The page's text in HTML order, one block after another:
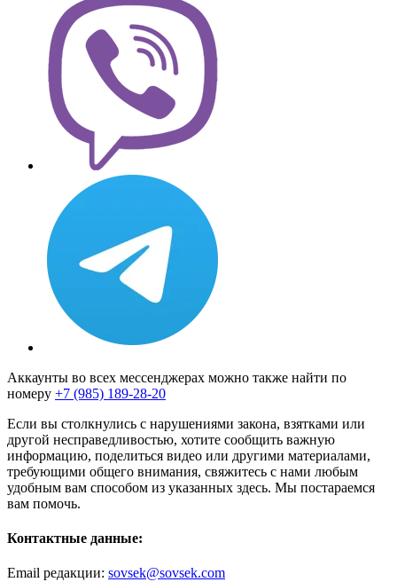
Аккаунты во всех мессенджерах можно также найти по
номеру +7 (985) 189-28-20
Если вы столкнулись с нарушениями закона, взятками или
другой несправедливостью, хотите сообщить важную
информацию, поделиться видео или другими материалами,
требующими общего внимания, свяжитесь с нами любым
удобным вам способом из указанных здесь. Мы постараемся
вам помочь.
Контактные данные:
Email редакции: sovsek@sovsek.com